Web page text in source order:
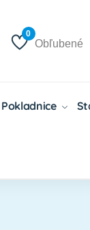
0
Obľubené
Pokladnice